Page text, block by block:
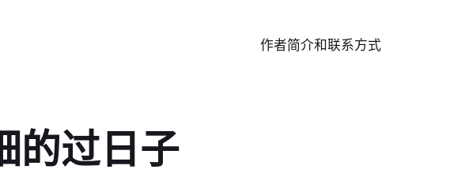
作者简介和联系方式
的过日子